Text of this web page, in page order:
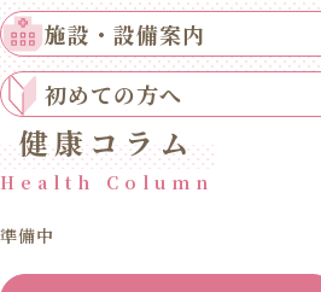
施設・設備案内
初めての方へ
健康コラム
Health Column
準備中